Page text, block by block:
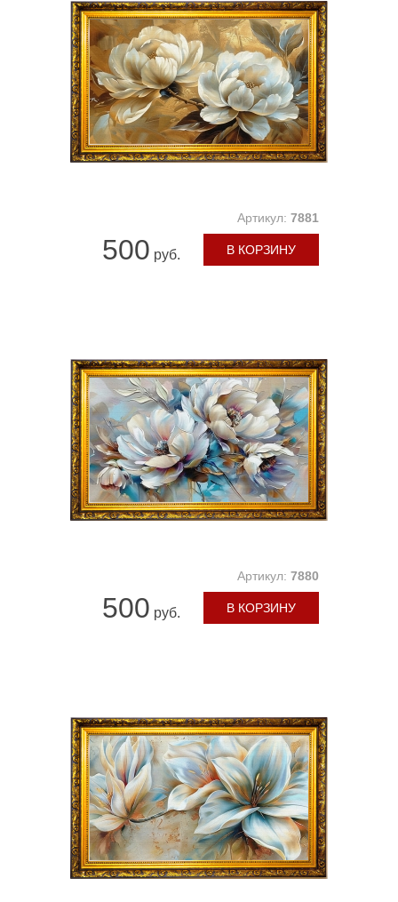
Артикул: 7881
500 руб. В КОРЗИНУ
Артикул: 7880
500 руб. В КОРЗИНУ